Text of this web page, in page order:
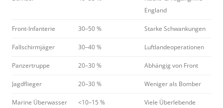
England
Front-Infanterie 30–50 % Starke Schwankungen
Fallschirmjäger 30–40 % Luftlandeoperationen
Panzertruppe 20–30 % Abhängig von Front
Jagdflieger 20–30 % Weniger als Bomber
Marine Überwasser <10–15 % Viele Überlebende